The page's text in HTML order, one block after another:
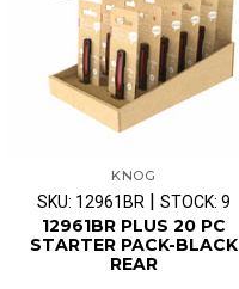
KNOG
SKU: 12961BR | STOCK: 9
12961BR PLUS 20 PC
STARTER PACK-BLACK
REAR